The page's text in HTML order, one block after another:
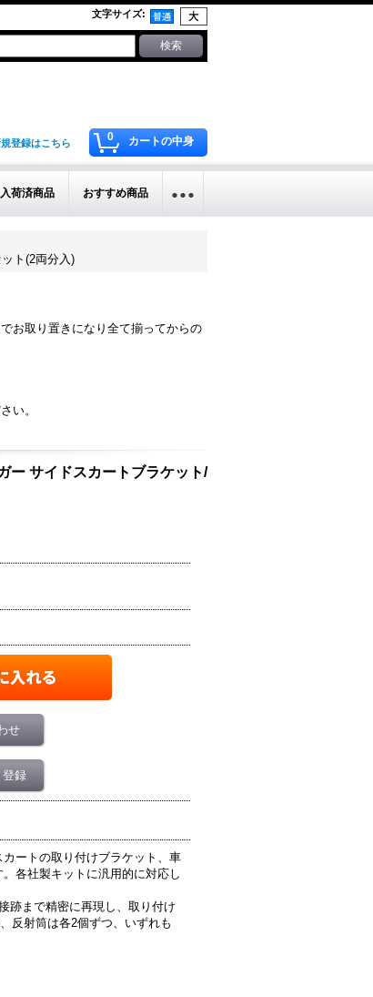
文字サイズ:
0 カートの中身
登録はこちら
入荷済商品 おすすめ商品
ト(2両分入)
お取り置きになり全て揃ってからの
い。
ー サイドスカートブラケット/
せ
登録
ートの取り付けブラケット、車
各社製キットに汎用的に対応し
跡まで精密に再現し、取り付け
反射筒は各2個ずつ、いずれも